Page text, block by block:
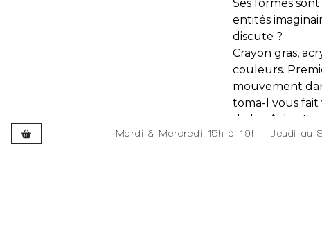
Mardi & Mercredi 15h à 19h - Jeudi au
Développé et hébergé par JEDEV
Ses formes
entités
discute ?
Crayon gras,
couleurs.
mouvement
toma-l vous
de la pêche.
d'autres effets,
Développé et hébergé par JEDEV